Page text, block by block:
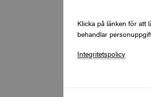
Klicka på länken för att
behandlar
Integritetspolicy